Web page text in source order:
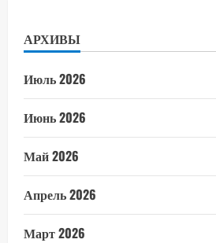
АРХИВЫ
Июль 2026
Июнь 2026
Май 2026
Апрель 2026
Март 2026